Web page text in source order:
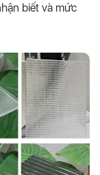
biết và mức